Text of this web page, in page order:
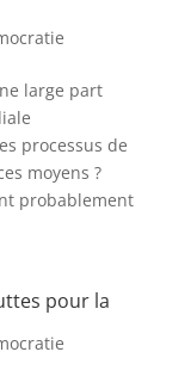
large part
processus de
moyens ?
probablement
pour la